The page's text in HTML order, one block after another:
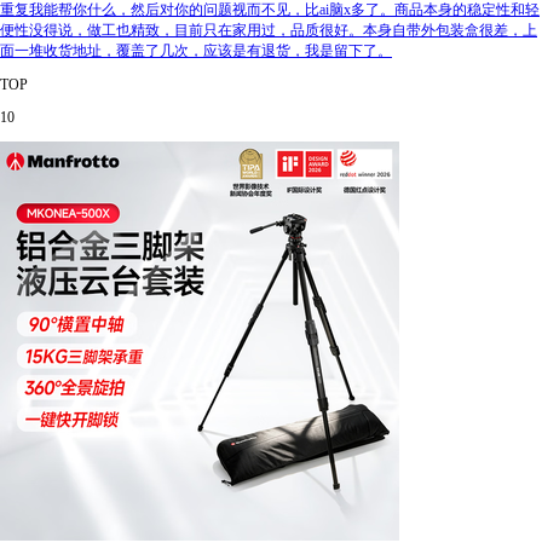
重复我能帮你什么，然后对你的问题视而不见，比ai脑x多了。商品本身的稳定性和轻
便性没得说，做工也精致，目前只在家用过，品质很好。本身自带外包装盒很差，上
面一堆收货地址，覆盖了几次，应该是有退货，我是留下了。
TOP
10